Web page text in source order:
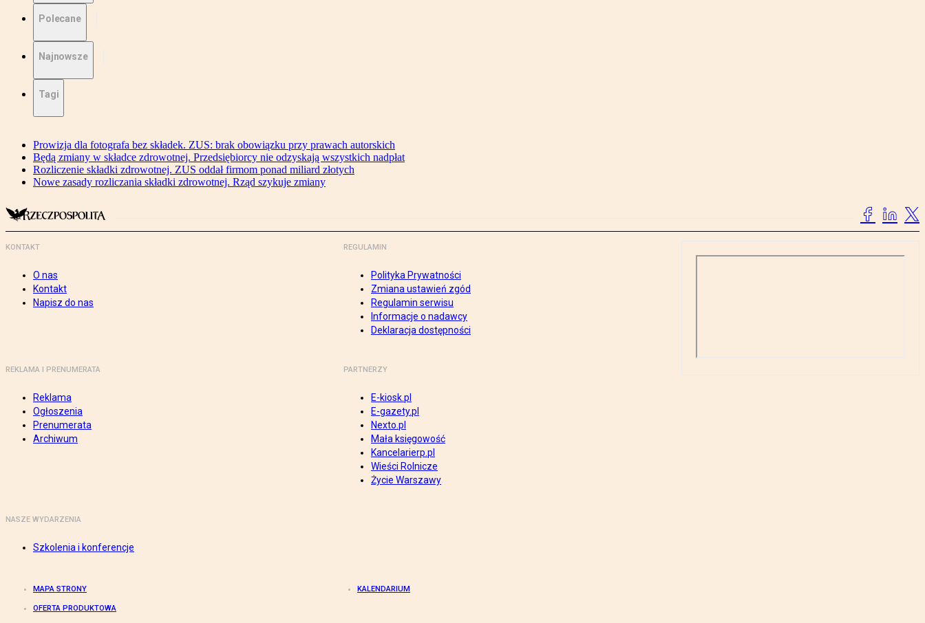
Polecane
Najnowsze
Tagi
Prowizja dla fotografa bez składek. ZUS: brak obowiązku przy prawach autorskich
Będą zmiany w składce zdrowotnej. Przedsiębiorcy nie odzyskają wszystkich nadpłat
Rozliczenie składki zdrowotnej. ZUS oddał firmom ponad miliard złotych
Nowe zasady rozliczania składki zdrowotnej. Rząd szykuje zmiany
KONTAKT
O nas
Kontakt
Napisz do nas
REGULAMIN
Polityka Prywatności
Zmiana ustawień zgód
Regulamin serwisu
Informacje o nadawcy
Deklaracja dostępności
REKLAMA I PRENUMERATA
Reklama
Ogłoszenia
Prenumerata
Archiwum
PARTNERZY
E-kiosk.pl
E-gazety.pl
Nexto.pl
Mała księgowość
Kancelarierp.pl
Wieści Rolnicze
Życie Warszawy
NASZE WYDARZENIA
Szkolenia i konferencje
MAPA STRONY KALENDARIUM
OFERTA PRODUKTOWA